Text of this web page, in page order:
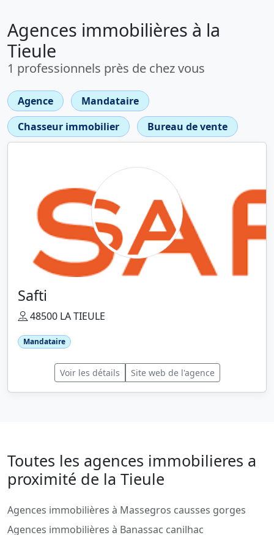
Agences immobilières à la
Tieule
1 professionnels près de chez vous
Agence
Mandataire
Chasseur immobilier
Bureau de vente
Safti
48500 LA TIEULE
Mandataire
Voir les détails Site web de l'agence
Toutes les agences immobilieres a
proximité de la Tieule
Agences immobilières à Massegros causses gorges
Agences immobilières à Banassac canilhac